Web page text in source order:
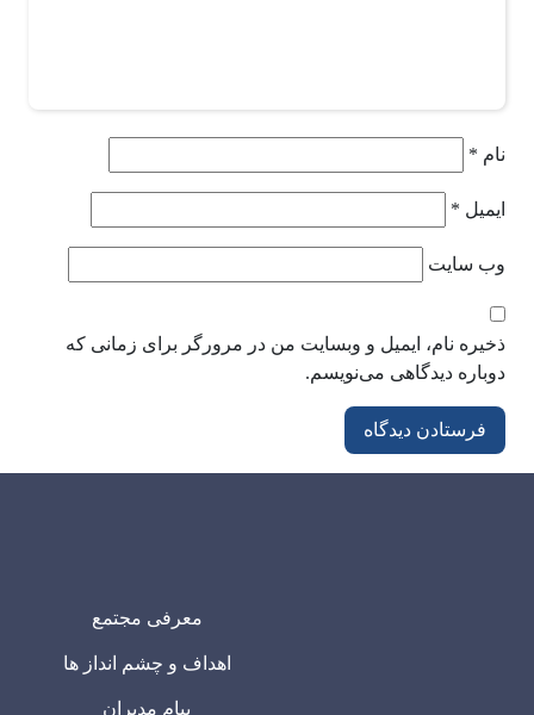
نام *
ایمیل *
وب‌ سایت
ذخیره نام، ایمیل و وبسایت من در مرورگر برای زمانی که
دوباره دیدگاهی می‌نویسم.
معرفی مجتمع
اهداف و چشم انداز ها
پیام مدیران